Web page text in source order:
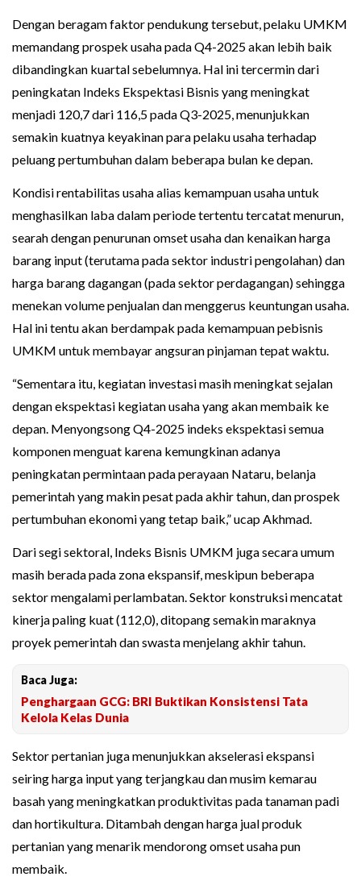
Dengan beragam faktor pendukung tersebut, pelaku UMKM
memandang prospek usaha pada Q4-2025 akan lebih baik
dibandingkan kuartal sebelumnya. Hal ini tercermin dari
peningkatan Indeks Ekspektasi Bisnis yang meningkat
menjadi 120,7 dari 116,5 pada Q3-2025, menunjukkan
semakin kuatnya keyakinan para pelaku usaha terhadap
peluang pertumbuhan dalam beberapa bulan ke depan.
Kondisi rentabilitas usaha alias kemampuan usaha untuk
menghasilkan laba dalam periode tertentu tercatat menurun,
searah dengan penurunan omset usaha dan kenaikan harga
barang input (terutama pada sektor industri pengolahan) dan
harga barang dagangan (pada sektor perdagangan) sehingga
menekan volume penjualan dan menggerus keuntungan usaha.
Hal ini tentu akan berdampak pada kemampuan pebisnis
UMKM untuk membayar angsuran pinjaman tepat waktu.
“Sementara itu, kegiatan investasi masih meningkat sejalan
dengan ekspektasi kegiatan usaha yang akan membaik ke
depan. Menyongsong Q4-2025 indeks ekspektasi semua
komponen menguat karena kemungkinan adanya
peningkatan permintaan pada perayaan Nataru, belanja
pemerintah yang makin pesat pada akhir tahun, dan prospek
pertumbuhan ekonomi yang tetap baik,” ucap Akhmad.
Dari segi sektoral, Indeks Bisnis UMKM juga secara umum
masih berada pada zona ekspansif, meskipun beberapa
sektor mengalami perlambatan. Sektor konstruksi mencatat
kinerja paling kuat (112,0), ditopang semakin maraknya
proyek pemerintah dan swasta menjelang akhir tahun.
Baca Juga:
Penghargaan GCG: BRI Buktikan Konsistensi Tata
Kelola Kelas Dunia
Sektor pertanian juga menunjukkan akselerasi ekspansi
seiring harga input yang terjangkau dan musim kemarau
basah yang meningkatkan produktivitas pada tanaman padi
dan hortikultura. Ditambah dengan harga jual produk
pertanian yang menarik mendorong omset usaha pun
membaik.